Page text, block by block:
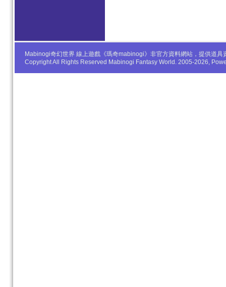
Mabinogi奇幻世界 線上遊戲《瑪奇mabinogi》非官方資料網站，提供道
Copyright All Rights Reserved Mabinogi Fantasy World. 2005-2026,